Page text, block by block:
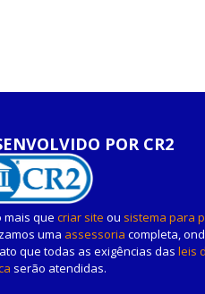
POR CR2
mais que criar site ou sistema para
uma assessoria completa,
que todas as exigências das leis
serão atendidas.